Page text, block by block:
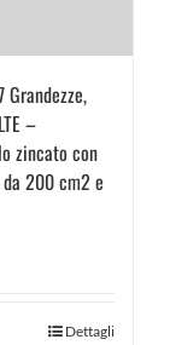
Grandezze,
–
zincato con
200 cm2 e
Dettagli